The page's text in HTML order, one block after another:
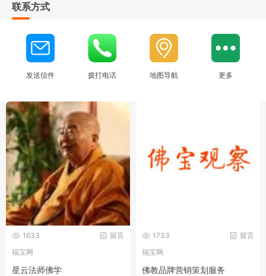
联系方式
发送信件 拨打电话 地图导航 更多
留言
1633
福宝网
星云法师佛学
留言
1733
福宝网
佛教品牌营销策划服务